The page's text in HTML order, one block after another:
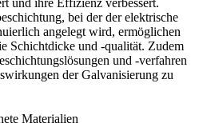
und ihre Effizienz verbessert.
bei der der elektrische
angelegt wird, ermöglichen
Schichtdicke und -qualität. Zudem
und -verfahren
der Galvanisierung zu
Materialien